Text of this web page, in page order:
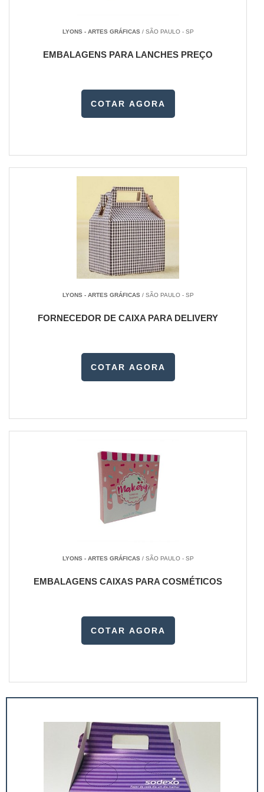
LYONS - ARTES GRÁFICAS/ SÃO PAULO - SP
EMBALAGENS PARA LANCHES PREÇO
COTAR AGORA
LYONS - ARTES GRÁFICAS/ SÃO PAULO - SP
FORNECEDOR DE CAIXA PARA DELIVERY
COTAR AGORA
LYONS - ARTES GRÁFICAS/ SÃO PAULO - SP
EMBALAGENS CAIXAS PARA COSMÉTICOS
COTAR AGORA